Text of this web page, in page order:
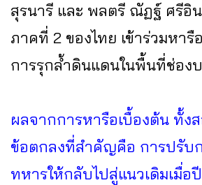
สุรนารี และ พลตรี ณัฏฐ์ ศรีอิ
ภาคที่ 2 ของไทย เข้าร่วมหา
การรุกล้ำดินแดนในพื้นที่ช่อง
ผลจากการหารือเบื้องต้น ทั้ง
ข้อตกลงที่สำคัญคือ การปรับ
ทหารให้กลับไปสู่แนวเดิมเมื่อ